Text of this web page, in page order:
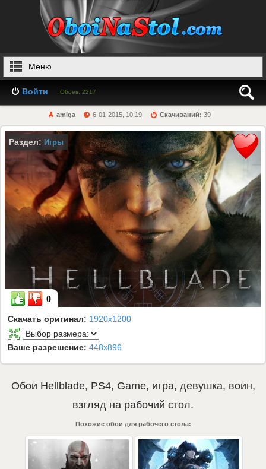
Меню
Войти Обоев: 2217
amiga 6-01-2015, 10:19 Скачиваний: 39
Раздел: Игры
0
Скачать оригинал: 1920x1200
Ваше разрешение: 448x896
Обои Hellblade, PS4, Game, игра, девушка, воин,
взгляд на рабочий стол.
Похожие обои для рабочего стола: